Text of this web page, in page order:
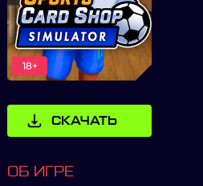
18+
СКАЧАТЬ
ОБ ИГРЕ